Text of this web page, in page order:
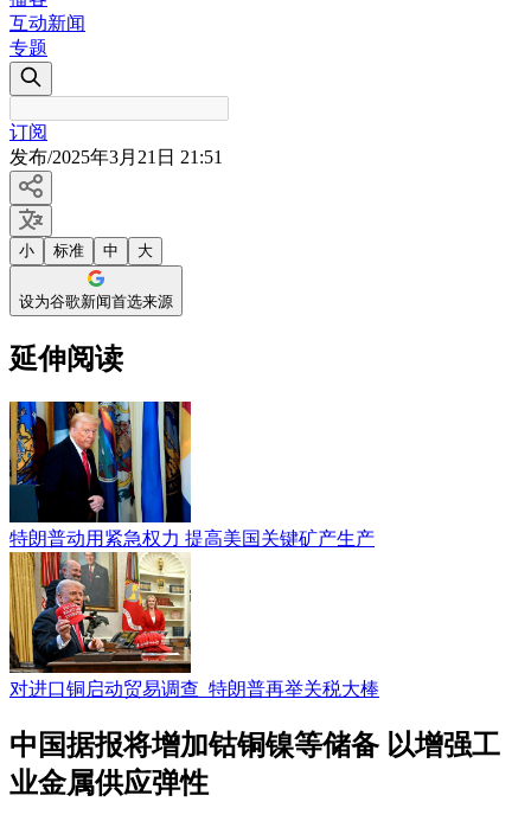
互动新闻
专题
订阅
发布/2025年3月21日 21:51
小 标准 中 大
设为谷歌新闻首选来源
延伸阅读
特朗普动用紧急权力 提高美国关键矿产生产
对进口铜启动贸易调查 特朗普再举关税大棒
中国据报将增加钴铜镍等储备 以增强工
业金属供应弹性